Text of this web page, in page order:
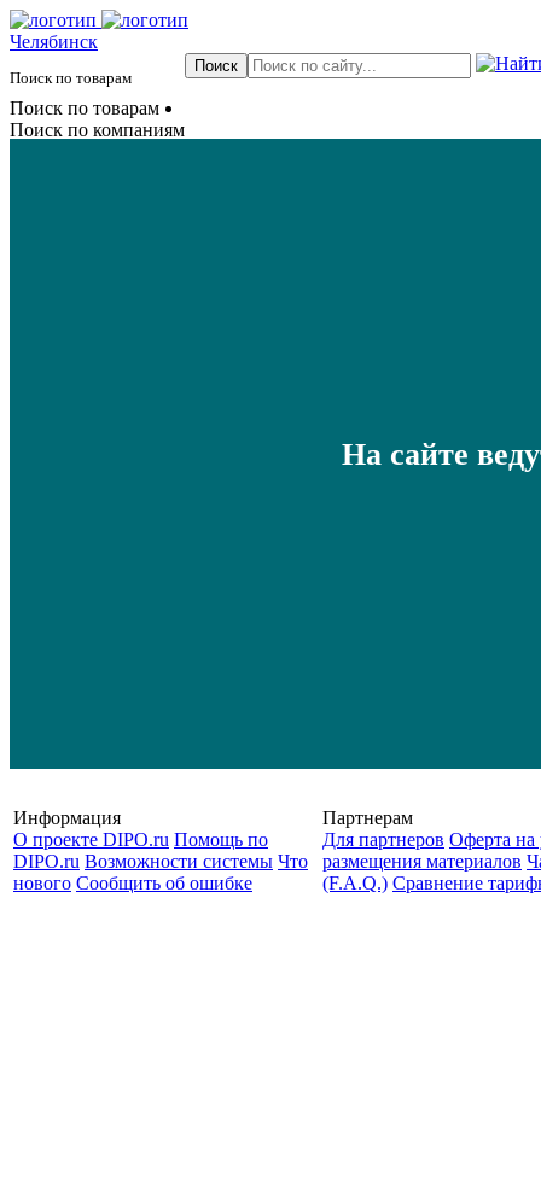
Челябинск
Поиск по товарам
Поиск по товарам
Поиск по компаниям
На сайте
Информация
О проекте DIPO.ru Помощь по
DIPO.ru Возможности системы Что
нового Сообщить об ошибке
Партнерам
Для партнеров Оферта на
размещения материалов
(F.A.Q.) Cравнение